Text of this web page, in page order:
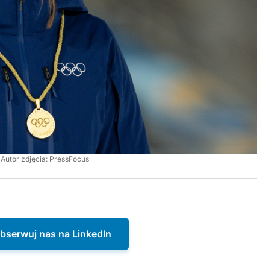
Autor zdjęcia: PressFocus
nas na LinkedIn